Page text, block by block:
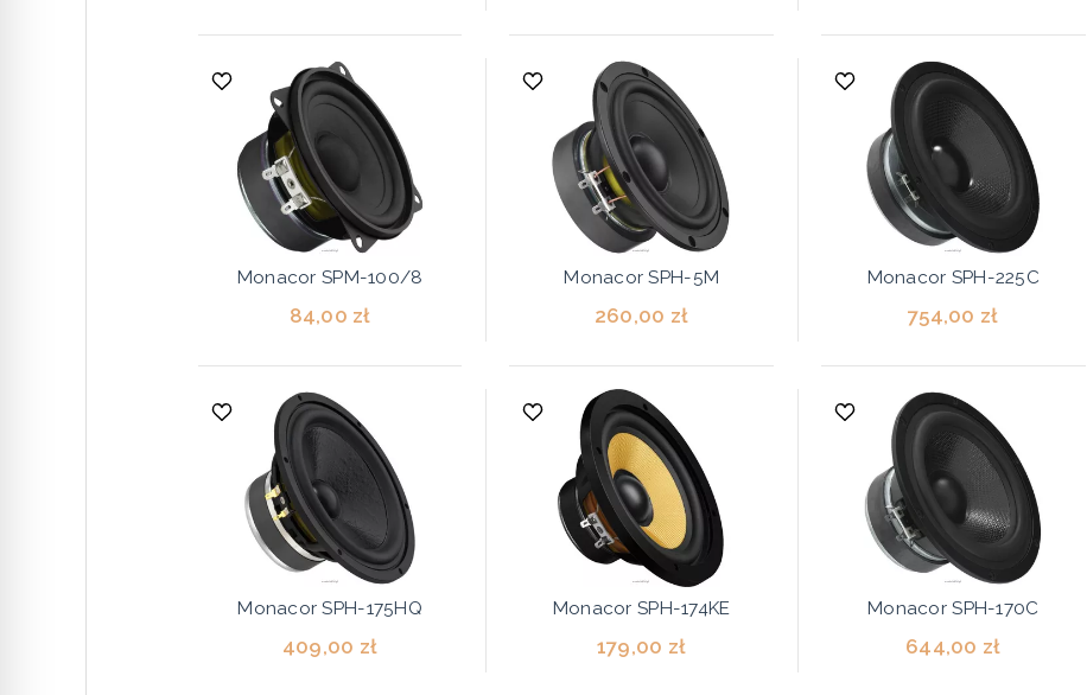
Monacor SPM-100/8
84,00 zł
Monacor SPH-5M
260,00 zł
Monacor SPH-225C
754,00 zł
Monacor SPH-175HQ
409,00 zł
Monacor SPH-174KE
179,00 zł
Monacor SPH-170C
644,00 zł